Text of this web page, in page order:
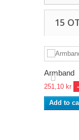
15
Armband
251,10 kr
Add to